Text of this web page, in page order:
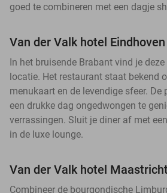
goed te combineren met een dagje
Van der Valk hotel Eindhoven
In het bruisende Brabant vind je
locatie. Het restaurant staat bekend
menukaart en de levendige sfeer. De
een drukke dag ongedwongen te
verrassingen. Sluit je diner af met
in de luxe lounge.
Van der Valk hotel Maastricht
Combineer de bourgondische